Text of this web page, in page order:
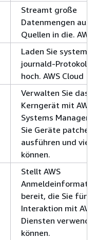
Streamt große
Datenmengen aus
Quellen in die. AWS
Laden Sie systemd-
journald-Protokolle
hoch. AWS Cloud
Verwalten Sie das
Kerngerät mit AWS
Systems Manager,
Sie Geräte
ausführen und
können.
Stellt AWS
bereit, die Sie für
Interaktion mit AWS
Diensten
können.